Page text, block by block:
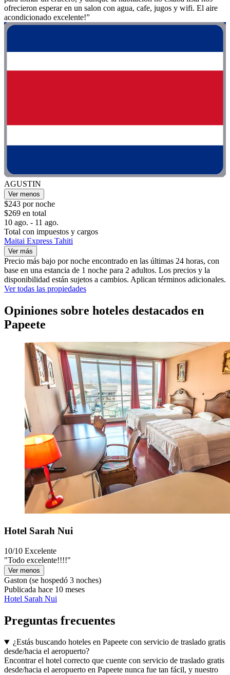
ofrecieron esperar en un salon con agua, cafe, jugos y wifi. El aire
acondicionado excelente!”
AGUSTIN
Ver menos
$243 por noche
$269 en total
10 ago. - 11 ago.
Total con impuestos y cargos
Maitai Express Tahiti
Ver más
Precio más bajo por noche encontrado en las últimas 24 horas, con
base en una estancia de 1 noche para 2 adultos. Los precios y la
disponibilidad están sujetos a cambios. Aplican términos adicionales.
Ver todas las propiedades
Opiniones sobre hoteles destacados en
Papeete
Hotel Sarah Nui
10/10 Excelente
"Todo excelente!!!!"
Ver menos
Gaston (se hospedó 3 noches)
Publicada hace 10 meses
Hotel Sarah Nui
Preguntas frecuentes
¿Estás buscando hoteles en Papeete con servicio de traslado gratis
desde/hacia el aeropuerto?
Encontrar el hotel correcto que cuente con servicio de traslado gratis
desde/hacia el aeropuerto en Papeete nunca fue tan fácil, y nuestro